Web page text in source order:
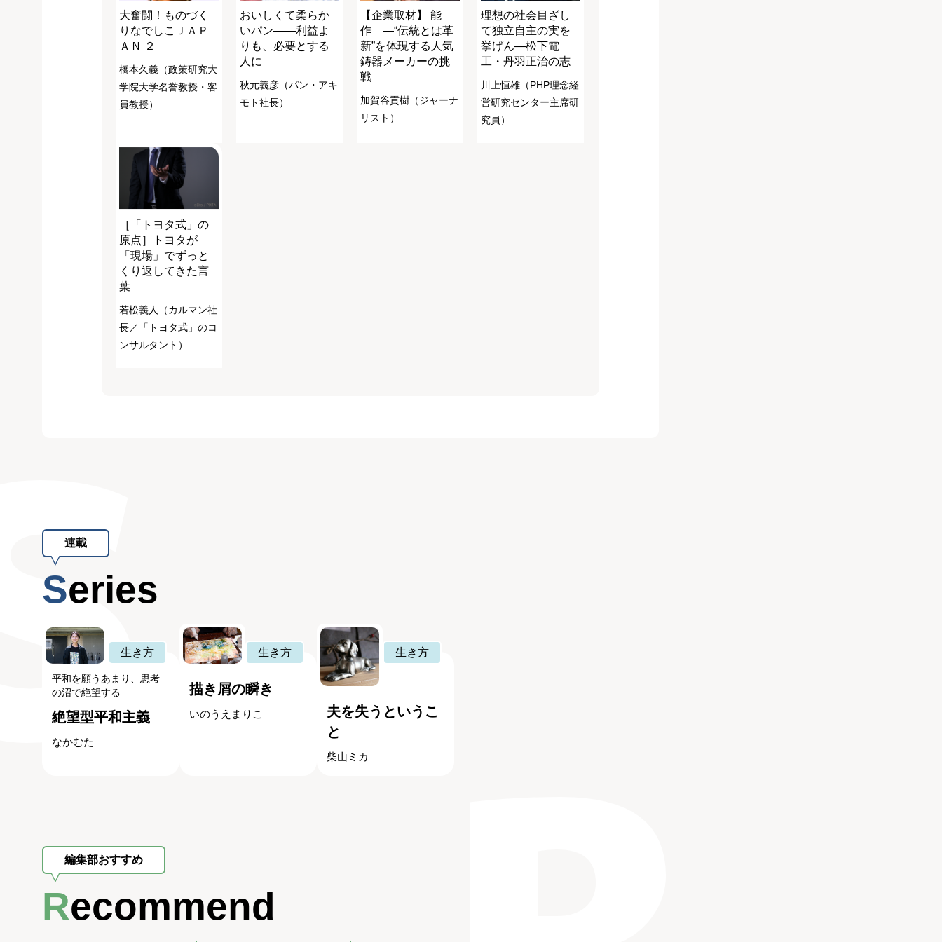
大奮闘！ものづく
りなでしこＪＡＰ
ＡＮ ２
橋本久義（政策研究大
学院大学名誉教授・客
員教授）
おいしくて柔らか
いパン――利益よ
りも、必要とする
人に
秋元義彦（パン・アキ
モト社長）
【企業取材】 能
作 ―“伝統とは革
新”を体現する人気
鋳器メーカーの挑
戦
加賀谷貢樹（ジャーナ
リスト）
理想の社会目ざし
て独立自主の実を
挙げん―松下電
工・丹羽正治の志
川上恒雄（PHP理念経
営研究センター主席研
究員）
［「トヨタ式」の
原点］トヨタが
「現場」でずっと
くり返してきた言
葉
若松義人（カルマン社
長／「トヨタ式」のコ
ンサルタント）
連載
Series
生き方
平和を願うあまり、思考
の沼で絶望する
絶望型平和主義
なかむた
生き方
描き屑の瞬き
いのうえまりこ
生き方
夫を失うというこ
と
柴山ミカ
編集部おすすめ
Recommend